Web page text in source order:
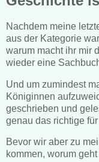
Nachdem meine
aus der Kategorie
warum macht ihr mir
wieder eine
Und um zumindest
Königinnen
geschrieben und
genau das richtige
Bevor wir aber zu
kommen, worum